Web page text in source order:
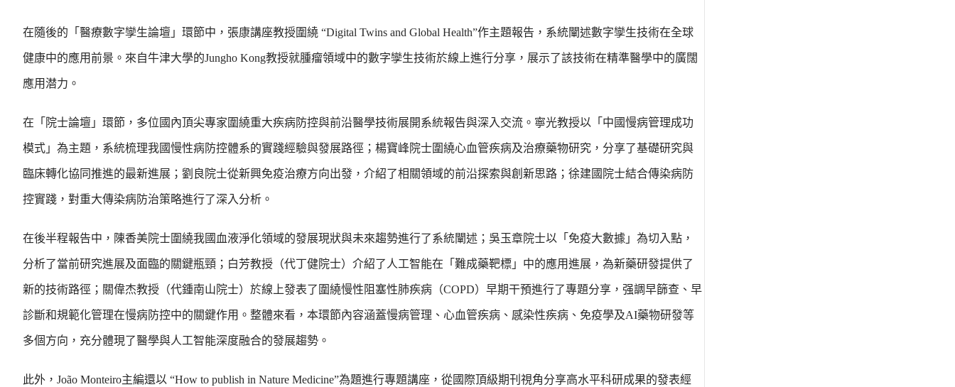
在隨後的「醫療數字孿生論壇」環節中，張康講座教授圍繞 “Digital Twins and Global Health”作主題報告，系統闡述數字孿生技術在全球
健康中的應用前景。來自牛津大學的Jungho Kong教授就腫瘤領域中的數字孿生技術於線上進行分享，展示了該技術在精準醫學中的廣闊
應用潜力。
在「院士論壇」環節，多位國內頂尖專家圍繞重大疾病防控與前沿醫學技術展開系統報告與深入交流。寧光教授以「中國慢病管理成功
模式」為主題，系統梳理我國慢性病防控體系的實踐經驗與發展路徑；楊寶峰院士圍繞心血管疾病及治療藥物研究，分享了基礎研究與
臨床轉化協同推進的最新進展；劉良院士從新興免疫治療方向出發，介紹了相關領域的前沿探索與創新思路；徐建國院士結合傳染病防
控實踐，對重大傳染病防治策略進行了深入分析。
在後半程報告中，陳香美院士圍繞我國血液淨化領域的發展現狀與未來趨勢進行了系統闡述；吳玉章院士以「免疫大數據」為切入點，
分析了當前研究進展及面臨的關鍵瓶頸；白芳教授（代丁健院士）介紹了人工智能在「難成藥靶標」中的應用進展，為新藥研發提供了
新的技術路徑；關偉杰教授（代鍾南山院士）於線上發表了圍繞慢性阻塞性肺疾病（COPD）早期干預進行了專題分享，强調早篩查、早
診斷和規範化管理在慢病防控中的關鍵作用。整體來看，本環節內容涵蓋慢病管理、心血管疾病、感染性疾病、免疫學及AI藥物研發等
多個方向，充分體現了醫學與人工智能深度融合的發展趨勢。
此外，João Monteiro主編還以 “How to publish in Nature Medicine”為題進行專題講座，從國際頂級期刊視角分享高水平科研成果的發表經